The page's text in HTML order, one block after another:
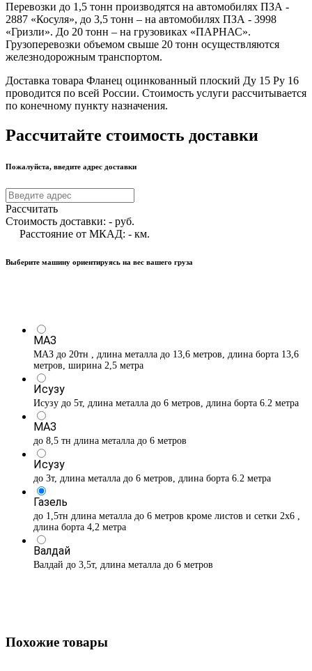
Перевозки до 1,5 тонн производятся на автомобилях ПЗА -
2887 «Косуля», до 3,5 тонн – на автомобилях ПЗА - 3998
«Гризли». До 20 тонн – на грузовиках «ПАРНАС».
Грузоперевозки объемом свыше 20 тонн осуществляются
железнодорожным транспортом.
Доставка товара Фланец оцинкованный плоский Ду 15 Ру 16
проводится по всей России. Стоимость услуги рассчитывается
по конечному пункту назначения.
Рассчитайте стоимость доставки
Пожалуйста, введите адрес доставки
Рассчитать
Стоимость доставки: - руб.
Расстояние от МКАД: - км.
Выберите машину ориентируясь на вес вашего груза
МАЗ
МАЗ до 20тн , длина металла до 13,6 метров, длина борта 13,6
метров, ширина 2,5 метра
Исузу
Исузу до 5т, длина металла до 6 метров, длина борта 6.2 метра
МАЗ
до 8,5 тн длина металла до 6 метров
Исузу
до 3т, длина металла до 6 метров, длина борта 6.2 метра
Газель
до 1,5тн длина металла до 6 метров кроме листов и сетки 2х6 ,
длина борта 4,2 метра
Валдай
Валдай до 3,5т, длина металла до 6 метров
Похожие товары